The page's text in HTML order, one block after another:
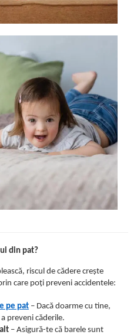
din pat?
riscul de cădere crește
care poți preveni accidentele:
pe pat – Dacă doarme cu tine,
preveni căderile.
– Asigură-te că barele sunt